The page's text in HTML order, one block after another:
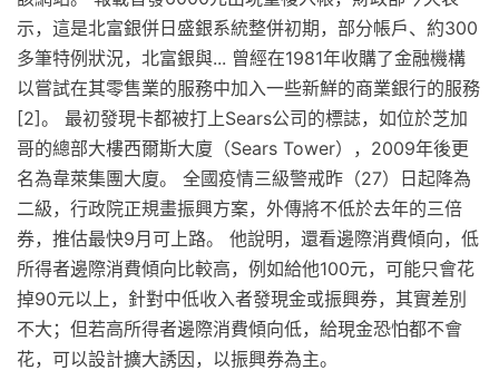
示，這是北富銀併日盛銀系統整併初期，部分帳戶、約300
多筆特例狀況，北富銀與... 曾經在1981年收購了金融機構
以嘗試在其零售業的服務中加入一些新鮮的商業銀行的服務
[2]。 最初發現卡都被打上Sears公司的標誌，如位於芝加
哥的總部大樓西爾斯大廈（Sears Tower），2009年後更
名為韋萊集團大廈。 全國疫情三級警戒昨（27）日起降為
二級，行政院正規畫振興方案，外傳將不低於去年的三倍
券，推估最快9月可上路。 他說明，還看邊際消費傾向，低
所得者邊際消費傾向比較高，例如給他100元，可能只會花
掉90元以上，針對中低收入者發現金或振興券，其實差別
不大；但若高所得者邊際消費傾向低，給現金恐怕都不會
花，可以設計擴大誘因，以振興券為主。